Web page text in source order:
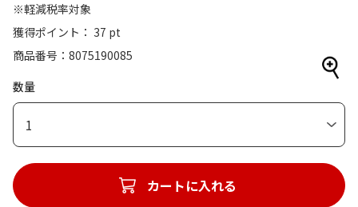
※軽減税率対象
獲得ポイント： 37 pt
商品番号
8075190085
数量
1
カートに入れる